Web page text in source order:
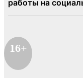
16+